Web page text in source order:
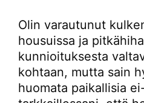
Olin varautunut
housuissa ja
kunnioituksesta
kohtaan, mutta sain
huomata paikallisia